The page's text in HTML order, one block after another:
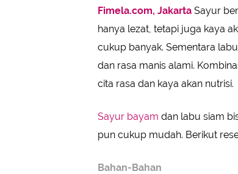
Fimela.com, Jakarta Sayur
hanya lezat, tetapi juga kaya
cukup banyak. Sementara
dan rasa manis alami.
cita rasa dan kaya akan nutrisi.
Sayur bayam dan labu siam
pun cukup mudah. Berikut
Bahan-Bahan